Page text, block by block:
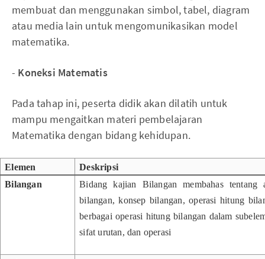
membuat dan menggunakan simbol, tabel, diagram
atau media lain untuk mengomunikasikan model
matematika.
- Koneksi Matematis
Pada tahap ini, peserta didik akan dilatih untuk
mampu mengaitkan materi pembelajaran
Matematika dengan bidang kehidupan.
Elemen
Deskripsi
Bilangan
Bidang kajian Bilangan membahas tentang
bilangan, konsep bilangan, operasi hitung
berbagai operasi hitung bilangan dalam
sifat urutan, dan operasi